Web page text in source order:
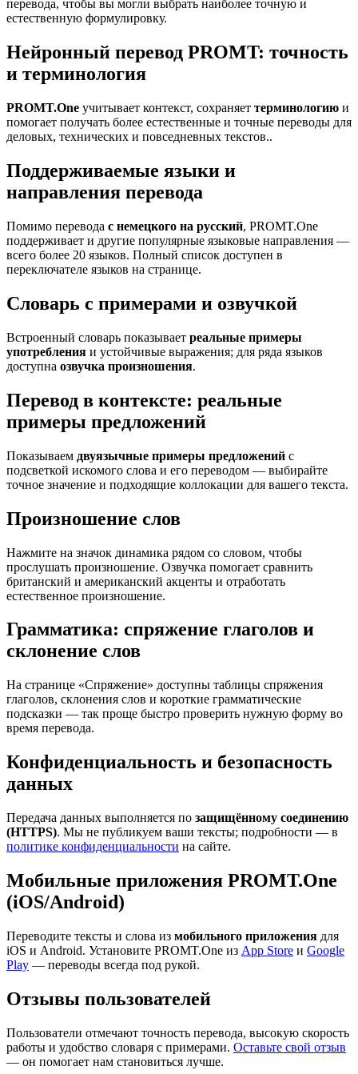
перевода, чтобы вы могли выбрать наиболее точную и
естественную формулировку.
Нейронный перевод PROMT: точность
и терминология
PROMT.One учитывает контекст, сохраняет терминологию и
помогает получать более естественные и точные переводы для
деловых, технических и повседневных текстов..
Поддерживаемые языки и
направления перевода
Помимо перевода с немецкого на русский, PROMT.One
поддерживает и другие популярные языковые направления —
всего более 20 языков. Полный список доступен в
переключателе языков на странице.
Словарь с примерами и озвучкой
Встроенный словарь показывает реальные примеры
употребления и устойчивые выражения; для ряда языков
доступна озвучка произношения.
Перевод в контексте: реальные
примеры предложений
Показываем двуязычные примеры предложений с
подсветкой искомого слова и его переводом — выбирайте
точное значение и подходящие коллокации для вашего текста.
Произношение слов
Нажмите на значок динамика рядом со словом, чтобы
прослушать произношение. Озвучка помогает сравнить
британский и американский акценты и отработать
естественное произношение.
Грамматика: спряжение глаголов и
склонение слов
На странице «Спряжение» доступны таблицы спряжения
глаголов, склонения слов и короткие грамматические
подсказки — так проще быстро проверить нужную форму во
время перевода.
Конфиденциальность и безопасность
данных
Передача данных выполняется по защищённому соединению
(HTTPS). Мы не публикуем ваши тексты; подробности — в
политике конфиденциальности на сайте.
Мобильные приложения PROMT.One
(iOS/Android)
Переводите тексты и слова из мобильного приложения для
iOS и Android. Установите PROMT.One из App Store и Google
Play — переводы всегда под рукой.
Отзывы пользователей
Пользователи отмечают точность перевода, высокую скорость
работы и удобство словаря с примерами. Оставьте свой отзыв
— он помогает нам становиться лучше.